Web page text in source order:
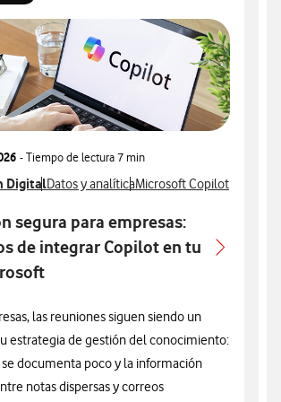
- Tiempo de lectura7 min
relacionados con
DigitalVer más artículos con
Datos y analíticaVer más artículos con
Microsoft Copilot
segura para empresas:
de integrar Copilot en tu
las reuniones siguen siendo un
estrategia de gestión del conocimiento:
documenta poco y la información
notas dispersas y correos